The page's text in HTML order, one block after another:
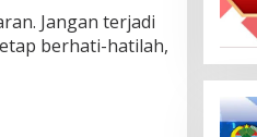
Jangan terjadi
berhati-hatilah,